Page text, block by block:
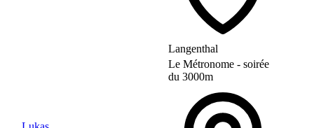
Langenthal
Le Métronome - soirée
du 3000m